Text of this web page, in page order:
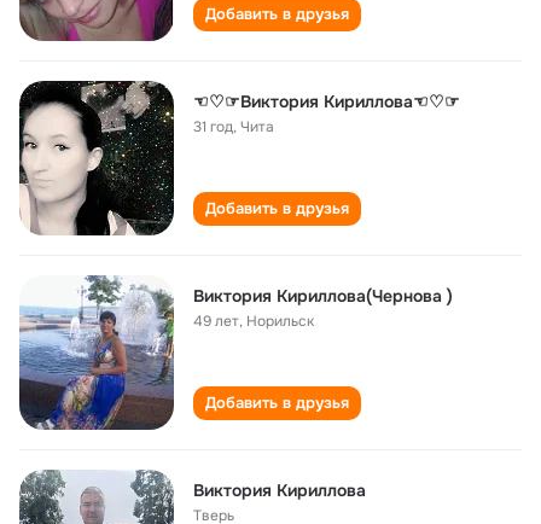
Добавить в друзья
☜♡☞Виктория Кириллова☜♡☞
31 год,Чита
Добавить в друзья
Виктория Кириллова(Чернова )
49 лет, Норильск
Добавить в друзья
Виктория Кириллова
Тверь